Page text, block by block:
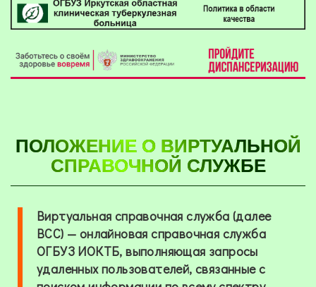
ПОЛОЖЕНИЕ О ВИРТУАЛЬНОЙ
СПРАВОЧНОЙ СЛУЖБЕ
Виртуальная справочная служба (далее
ВСС) — онлайновая справочная служба
ОГБУЗ ИОКТБ, выполняющая запросы
удаленных пользователей, связанные с